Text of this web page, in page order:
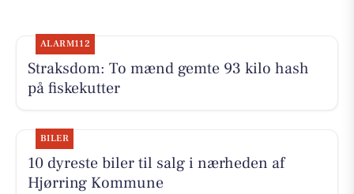
ALARM112
Straksdom: To mænd gemte 93 kilo hash
på fiskekutter
BILER
10 dyreste biler til salg i nærheden af
Hjørring Kommune